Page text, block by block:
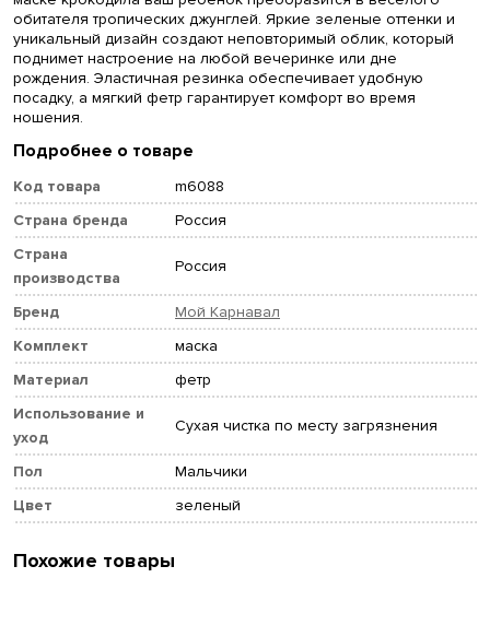
обитателя тропических джунглей. Яркие зеленые оттенки и
уникальный дизайн создают неповторимый облик, который
поднимет настроение на любой вечеринке или дне
рождения. Эластичная резинка обеспечивает удобную
посадку, а мягкий фетр гарантирует комфорт во время
ношения.
Подробнее о товаре
Код товара
m6088
Страна бренда
Россия
Страна
производства
Россия
Бренд
Мой Карнавал
Комплект
маска
Материал
фетр
Использование и
уход
Сухая чистка по месту загрязнения
Пол
Мальчики
Цвет
зеленый
Похожие товары